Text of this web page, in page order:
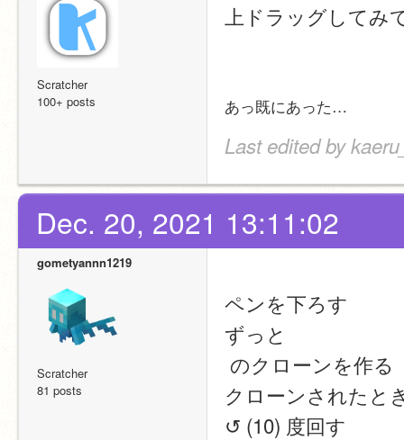
Scratcher
100+ posts
上ドラッグしてみ
あっ既にあった…
Last edited by
Dec. 20, 2021 13:11:02
gometyannn1219
Scratcher
81 posts
ペンを下ろす
ずっと
のクローンを作る
クローンされたと
↺ (10) 度回す